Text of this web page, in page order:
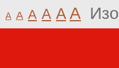
A A A A A A